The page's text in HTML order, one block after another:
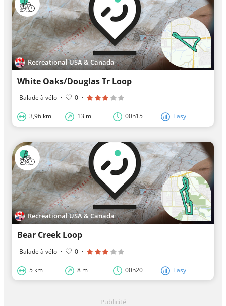
Recreational USA & Canada
White Oaks/Douglas Tr Loop
Balade à vélo · 0 ·
3,96 km 13 m 00h15 Easy
Recreational USA & Canada
Bear Creek Loop
Balade à vélo · 0 ·
5 km 8 m 00h20 Easy
Publicité